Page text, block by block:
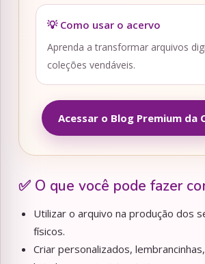
💡 Como usar o acervo
Aprenda a transformar arquivos
coleções vendáveis.
Acessar o Blog Premium da
✅ O que você pode fazer
Utilizar o arquivo na produção dos
físicos.
Criar personalizados,